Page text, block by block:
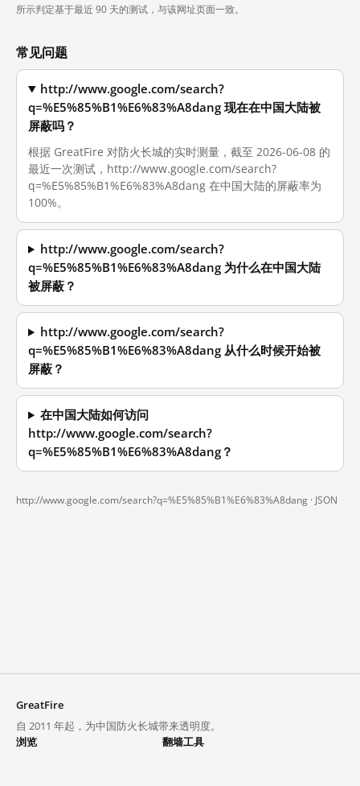
所示判定基于最近 90 天的测试，与该网址页面一致。
常见问题
http://www.google.com/search?
q=%E5%85%B1%E6%83%A8dang 现在在中国大陆被
屏蔽吗？
根据 GreatFire 对防火长城的实时测量，截至 2026-06-08 的
最近一次测试，http://www.google.com/search?
q=%E5%85%B1%E6%83%A8dang 在中国大陆的屏蔽率为
100%。
http://www.google.com/search?
q=%E5%85%B1%E6%83%A8dang 为什么在中国大陆
被屏蔽？
http://www.google.com/search?
q=%E5%85%B1%E6%83%A8dang 从什么时候开始被
屏蔽？
在中国大陆如何访问
http://www.google.com/search?
q=%E5%85%B1%E6%83%A8dang？
http://www.google.com/search?q=%E5%85%B1%E6%83%A8dang · JSON
GreatFire
自 2011 年起，为中国防火长城带来透明度。
浏览
翻墙工具